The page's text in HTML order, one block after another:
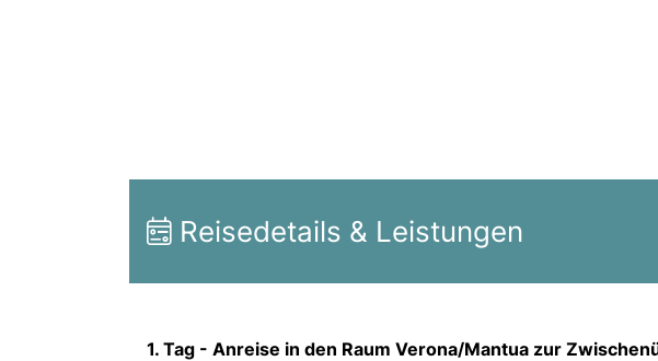
Reisedetails & Leistungen
1. Tag - Anreise in den Raum Verona/Mantua zur